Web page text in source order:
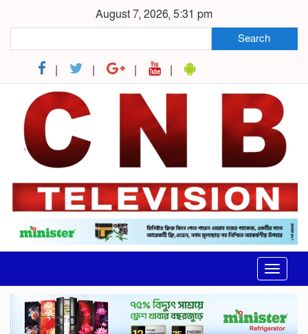
August 7, 2026, 5:31 pm
Search
Toggle